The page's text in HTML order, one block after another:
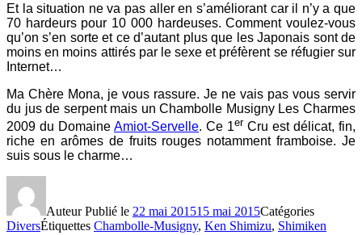
Et la situation ne va pas aller en s’améliorant car il n’y a que
70 hardeurs pour 10 000 hardeuses. Comment voulez-vous
qu’on s’en sorte et ce d’autant plus que les Japonais sont de
moins en moins attirés par le sexe et préfèrent se réfugier sur
Internet…
Ma Chère Mona, je vous rassure. Je ne vais pas vous servir
du jus de serpent mais un Chambolle Musigny Les Charmes
2009 du Domaine Amiot-Servelle. Ce 1er Cru est délicat, fin,
riche en arômes de fruits rouges notamment framboise. Je
suis sous le charme…
AuteurPublié le 22 mai 201515 mai 2015Catégories
DiversÉtiquettes Chambolle-Musigny, Ken Shimizu, Shimiken